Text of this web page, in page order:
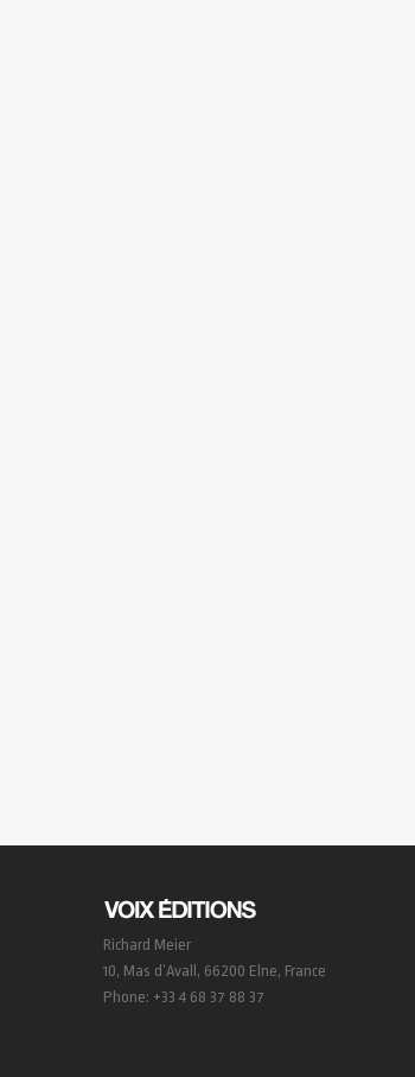
Richard Meier
10, Mas d’Avall, 66200 Elne, France
Phone: +33 4 68 37 88 37